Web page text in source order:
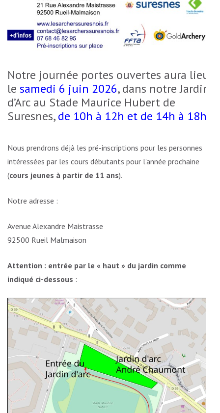
Notre journée portes ouvertes aura lieu
le samedi 6 juin 2026, dans notre Jardin
d’Arc au Stade Maurice Hubert de
Suresnes,de 10h à 12h et de 14h à 18h
Nous prendrons déjà les pré-inscriptions pour les personnes
intéressées par les cours débutants pour l’année prochaine
(cours jeunes à partir de 11 ans).
Notre adresse :
Avenue Alexandre Maistrasse
92500 Rueil Malmaison
Attention : entrée par le « haut » du jardin comme
indiqué ci-dessous :